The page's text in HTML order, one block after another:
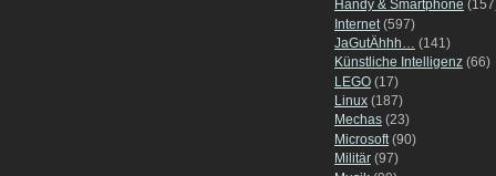
Handy & Smartphone
Internet (597)
JaGutÄhhh… (141)
Künstliche Intelligenz (66)
LEGO (17)
Linux (187)
Mechas (23)
Microsoft(90)
Militär (97)